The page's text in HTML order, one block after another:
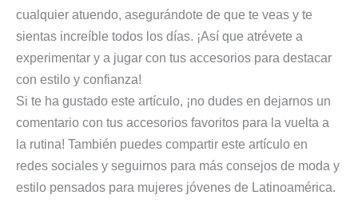
cualquier atuendo, asegurándote de que te veas y te
sientas increíble todos los días. ¡Así que atrévete a
experimentar y a jugar con tus accesorios para destacar
con estilo y confianza!
Si te ha gustado este artículo, ¡no dudes en dejarnos un
comentario con tus accesorios favoritos para la vuelta a
la rutina! También puedes compartir este artículo en
redes sociales y seguirnos para más consejos de moda y
estilo pensados para mujeres jóvenes de Latinoamérica.